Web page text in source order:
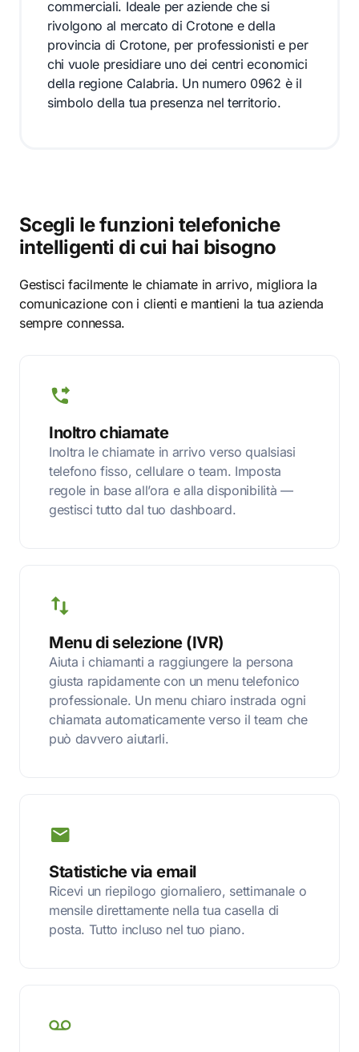
commerciali. Ideale per aziende che si
rivolgono al mercato di Crotone e della
provincia di Crotone, per professionisti e per
chi vuole presidiare uno dei centri economici
della regione Calabria. Un numero 0962 è il
simbolo della tua presenza nel territorio.
Scegli le funzioni telefoniche
intelligenti di cui hai bisogno
Gestisci facilmente le chiamate in arrivo, migliora la
comunicazione con i clienti e mantieni la tua azienda
sempre connessa.
Inoltro chiamate
Inoltra le chiamate in arrivo verso qualsiasi
telefono fisso, cellulare o team. Imposta
regole in base all’ora e alla disponibilità —
gestisci tutto dal tuo dashboard.
Menu di selezione (IVR)
Aiuta i chiamanti a raggiungere la persona
giusta rapidamente con un menu telefonico
professionale. Un menu chiaro instrada ogni
chiamata automaticamente verso il team che
può davvero aiutarli.
Statistiche via email
Ricevi un riepilogo giornaliero, settimanale o
mensile direttamente nella tua casella di
posta. Tutto incluso nel tuo piano.